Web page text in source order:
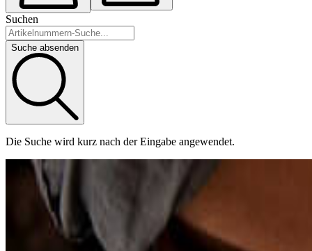
Suchen
Suche absenden
Die Suche wird kurz nach der Eingabe angewendet.